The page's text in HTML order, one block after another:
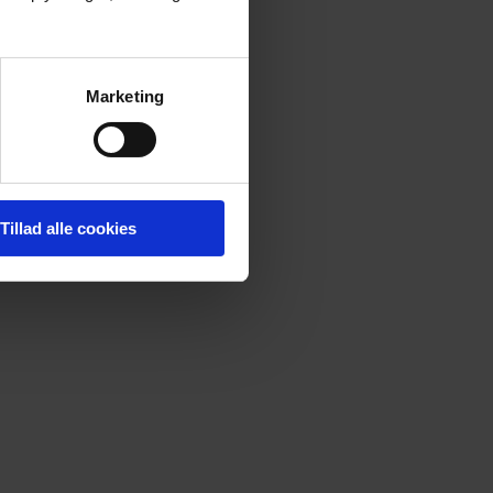
Marketing
Tillad alle cookies
øvelse. Har
går i
i stedet.